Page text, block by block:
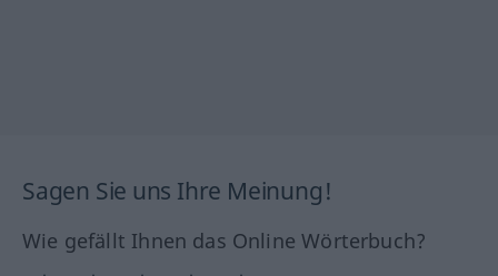
Sagen Sie uns Ihre Meinung!
Wie gefällt Ihnen das Online Wörterbuch?